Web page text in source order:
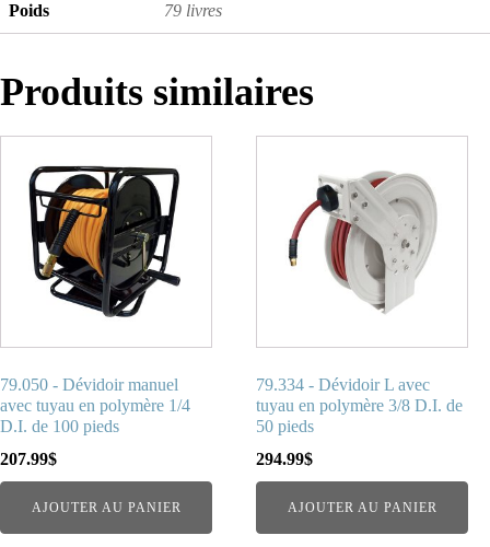
Poids 79 livres
Produits similaires
79.050 - Dévidoir manuel
avec tuyau en polymère 1/4
D.I. de 100 pieds
207.99$
AJOUTER AU PANIER
79.334 - Dévidoir L avec
tuyau en polymère 3/8 D.I. de
50 pieds
294.99$
AJOUTER AU PANIER